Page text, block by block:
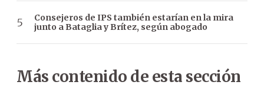
Consejeros de IPS también estarían en la mira
junto a Bataglia y Brítez, según abogado
Más contenido de esta sección